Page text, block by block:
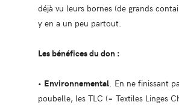
déjà vu leurs bornes (de grands
y en a un peu partout.
Les bénéfices du don :
• Environnemental. En ne finissant
poubelle, les TLC (= Textiles Linges